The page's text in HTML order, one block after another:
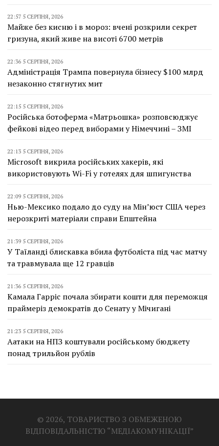
22:57 5 СЕРПНЯ, 2026
Майже без кисню і в мороз: вчені розкрили секрет
гризуна, який живе на висоті 6700 метрів
22:36 5 СЕРПНЯ, 2026
Адміністрація Трампа повернула бізнесу $100 млрд
незаконно стягнутих мит
22:15 5 СЕРПНЯ, 2026
Російська ботоферма «Матрьошка» розповсюджує
фейкові відео перед виборами у Німеччині – ЗМІ
22:13 5 СЕРПНЯ, 2026
Microsoft викрила російських хакерів, які
використовують Wi-Fi у готелях для шпигунства
22:09 5 СЕРПНЯ, 2026
Нью-Мексико подало до суду на Мін’юст США через
нерозкриті матеріали справи Епштейна
21:39 5 СЕРПНЯ, 2026
У Таїланді блискавка вбила футболіста під час матчу
та травмувала ще 12 гравців
21:36 5 СЕРПНЯ, 2026
Камала Гарріс почала збирати кошти для переможця
праймеріз демократів до Сенату у Мічигані
21:23 5 СЕРПНЯ, 2026
Аатаки на НПЗ коштували російському бюджету
понад трильйон рублів
© 2026, ТОВАРИСТВО З ОБМЕЖЕНОЮ
ВІДПОВІДАЛЬНІСТЮ “МЕДІАКОМУНІКАЦІЇ”